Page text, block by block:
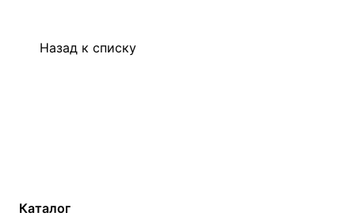
Назад к списку
Каталог